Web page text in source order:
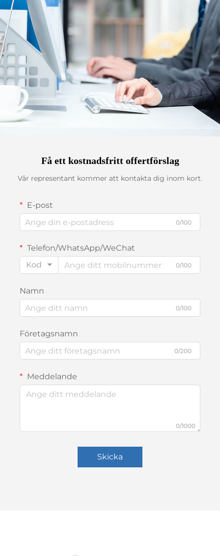
Få ett kostnadsfritt offertförslag
Vår representant kommer att kontakta dig inom kort.
E-post
0/100
Telefon/WhatsApp/WeChat
Kod
0/100
Namn
0/100
Företagsnamn
0/200
Meddelande
0/1000
Skicka